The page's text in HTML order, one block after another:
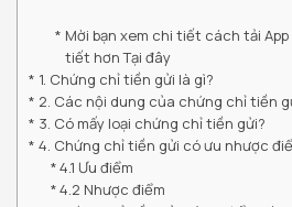
Mời bạn xem chi tiết cách tải
tiết hơn Tại đây
1. Chứng chỉ tiền gửi là gì?
2. Các nội dung của chứng chỉ tiền
3. Có mấy loại chứng chỉ tiền gửi?
4. Chứng chỉ tiền gửi có ưu nhược
4.1 Ưu điểm
4.2 Nhược điểm